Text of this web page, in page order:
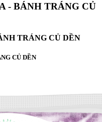
- BÁNH TRÁNG CỦ
TRÁNG CỦ DỀN
CỦ DỀN